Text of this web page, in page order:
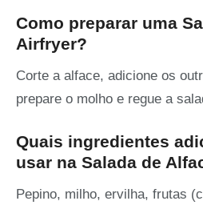
Como preparar uma
Airfryer?
Corte a alface, adicione os
prepare o molho e regue a
Quais ingredientes
usar na Salada de
Pepino, milho, ervilha, frutas